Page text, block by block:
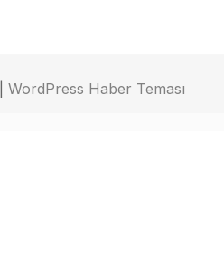
WordPress Haber Teması